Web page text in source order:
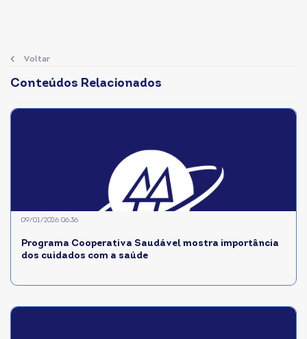
Voltar
Conteúdos Relacionados
Programa Cooperativa Saudável mostra importância
dos cuidados com a saúde
09/01/2026 06:36